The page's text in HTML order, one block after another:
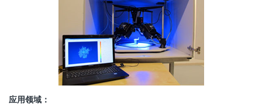
应用领域：